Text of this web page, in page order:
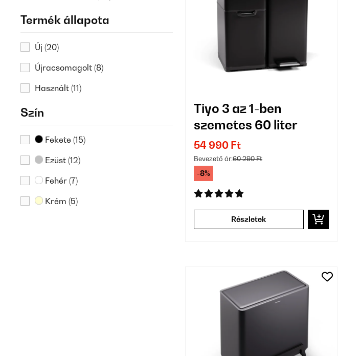
Termék állapota
Új (20)
Újracsomagolt (8)
Használt (11)
Szín
Fekete (15)
Ezüst (12)
Fehér (7)
Krém (5)
Tiyo 3 az 1-ben
szemetes 60 liter
54 990 Ft
Bevezető ár:60 290 Ft
-8%
Részletek